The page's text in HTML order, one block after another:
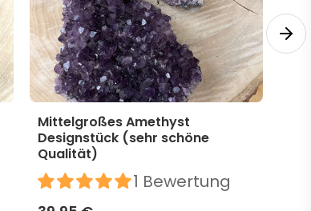
Mittelgroßes Amethyst
Designstück (sehr schöne
Qualität)
1 Bewertung